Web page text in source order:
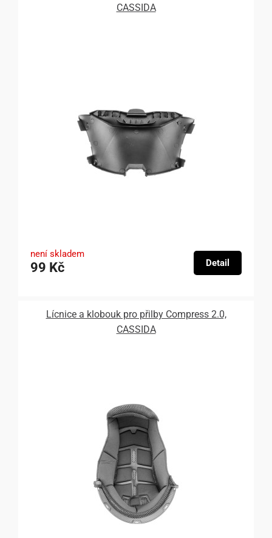
CASSIDA
není skladem
99 Kč Detail
Lícnice a klobouk pro přilby Compress 2.0,
CASSIDA